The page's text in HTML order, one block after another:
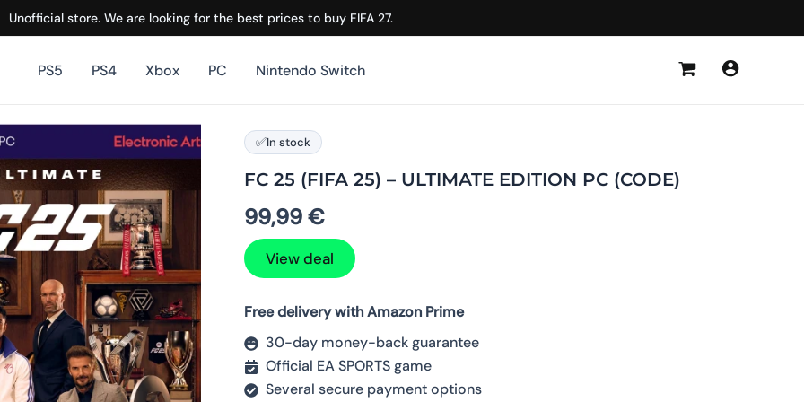
Unofficial store. We are looking for the best prices to buy FIFA 27.
PS5 PS4 Xbox PC Nintendo Switch
✅In stock
FC 25 (FIFA 25) – ULTIMATE EDITION PC (CODE)
99,99€
View deal
Free delivery with Amazon Prime
30-day money-back guarantee
Official EA SPORTS game
Several secure payment options